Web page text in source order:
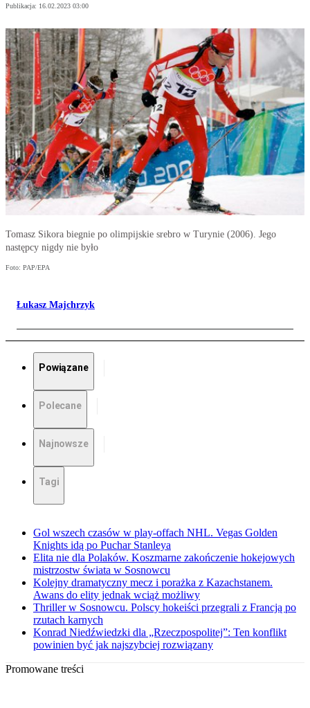
Publikacja: 16.02.2023 03:00
Tomasz Sikora biegnie po olimpijskie srebro w Turynie (2006). Jego
następcy nigdy nie było
Foto: PAP/EPA
Łukasz Majchrzyk
Powiązane
Polecane
Najnowsze
Tagi
Gol wszech czasów w play-offach NHL. Vegas Golden
Knights idą po Puchar Stanleya
Elita nie dla Polaków. Koszmarne zakończenie hokejowych
mistrzostw świata w Sosnowcu
Kolejny dramatyczny mecz i porażka z Kazachstanem.
Awans do elity jednak wciąż możliwy
Thriller w Sosnowcu. Polscy hokeiści przegrali z Francją po
rzutach karnych
Konrad Niedźwiedzki dla „Rzeczpospolitej”: Ten konflikt
powinien być jak najszybciej rozwiązany
Promowane treści